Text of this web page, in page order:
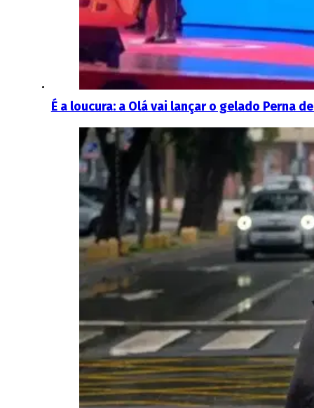
É a loucura: a Olá vai lançar o gelado Perna